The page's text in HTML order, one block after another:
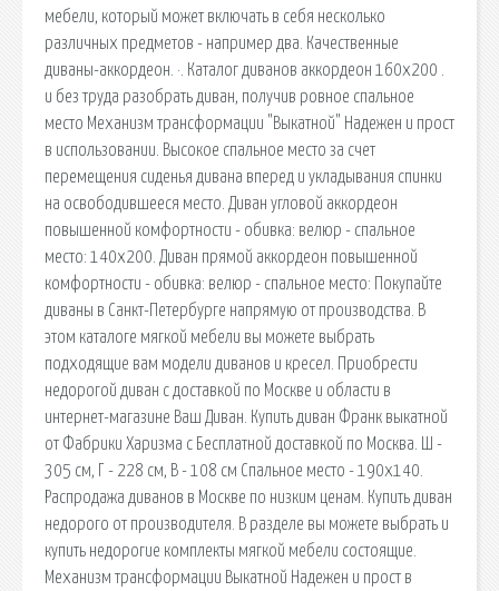
мебели, который может включать в себя несколько
различных предметов - например два. Качественные
диваны-аккордеон. ·. Каталог диванов аккордеон 160х200 .
и без труда разобрать диван, получив ровное спальное
место Механизм трансформации "Выкатной" Надежен и прост
в использовании. Высокое спальное место за счет
перемещения сиденья дивана вперед и укладывания спинки
на освободившееся место. Диван угловой аккордеон
повышенной комфортности - обивка: велюр - спальное
место: 140х200. Диван прямой аккордеон повышенной
комфортности - обивка: велюр - спальное место: Покупайте
диваны в Санкт-Петербурге напрямую от производства. В
этом каталоге мягкой мебели вы можете выбрать
подходящие вам модели диванов и кресел. Приобрести
недорогой диван с доставкой по Москве и области в
интернет-магазине Ваш Диван. Купить диван Франк выкатной
от Фабрики Харизма с Бесплатной доставкой по Москва. Ш -
305 см, Г - 228 см, В - 108 см Спальное место - 190х140.
Распродажа диванов в Москве по низким ценам. Купить диван
недорого от производителя. В разделе вы можете выбрать и
купить недорогие комплекты мягкой мебели состоящие.
Механизм трансформации Выкатной Надежен и прост в